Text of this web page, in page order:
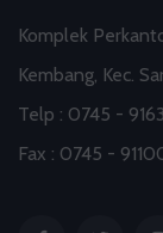
Komplek
Kembang, Kec.
Telp : 0745 -
Fax : 0745 -